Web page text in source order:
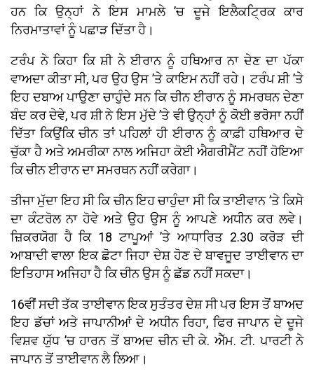
ਹਨ ਕਿ ਉਨ੍ਹਾਂ ਨੇ ਇਸ ਮਾਮਲੇ ’ਚ ਦੂਜੇ ਇਲੈਕਟ੍ਰਿਕ ਕਾਰ
ਨਿਰਮਾਤਾਵਾਂ ਨੂੰ ਪਛਾੜ ਦਿੱਤਾ ਹੈ।
ਟਰੰਪ ਨੇ ਕਿਹਾ ਕਿ ਸ਼ੀ ਨੇ ਈਰਾਨ ਨੂੰ ਹਥਿਆਰ ਨਾ ਦੇਣ ਦਾ ਪੱਕਾ
ਵਾਅਦਾ ਕੀਤਾ ਸੀ, ਪਰ ਉਹ ਉਸ ’ਤੇ ਕਾਇਮ ਨਹੀਂ ਰਹੇ। ਟਰੰਪ ਸ਼ੀ ’ਤੇ
ਇਹ ਦਬਾਅ ਪਾਉਣਾ ਚਾਹੁੰਦੇ ਸਨ ਕਿ ਚੀਨ ਈਰਾਨ ਨੂੰ ਸਮਰਥਨ ਦੇਣਾ
ਬੰਦ ਕਰ ਦੇਵੇ, ਪਰ ਸ਼ੀ ਨੇ ਇਸ ਮੁੱਦੇ ’ਤੇ ਵੀ ਉਨ੍ਹਾਂ ਨੂੰ ਕੋਈ ਭਰੋਸਾ ਨਹੀਂ
ਦਿੱਤਾ ਕਿਉਂਕਿ ਚੀਨ ਤਾਂ ਪਹਿਲਾਂ ਹੀ ਈਰਾਨ ਨੂੰ ਕਾਫ਼ੀ ਹਥਿਆਰ ਦੇ
ਚੁੱਕਾ ਹੈ ਅਤੇ ਅਮਰੀਕਾ ਨਾਲ ਅਜਿਹਾ ਕੋਈ ਐਗਰੀਮੈਂਟ ਨਹੀਂ ਹੋਇਆ
ਕਿ ਚੀਨ ਈਰਾਨ ਦਾ ਸਮਰਥਨ ਨਹੀਂ ਕਰੇਗਾ।
ਤੀਜਾ ਮੁੱਦਾ ਇਹ ਸੀ ਕਿ ਚੀਨ ਇਹ ਚਾਹੁੰਦਾ ਸੀ ਕਿ ਤਾਈਵਾਨ ’ਤੇ ਕਿਸੇ
ਦਾ ਕੰਟਰੋਲ ਨਾ ਹੋਵੇ ਅਤੇ ਉਹ ਉਸ ਨੂੰ ਆਪਣੇ ਅਧੀਨ ਕਰ ਲਵੇ।
ਜ਼ਿਕਰਯੋਗ ਹੈ ਕਿ 18 ਟਾਪੂਆਂ ’ਤੇ ਆਧਾਰਿਤ 2.30 ਕਰੋੜ ਦੀ
ਆਬਾਦੀ ਵਾਲਾ ਇਕ ਛੋਟਾ ਜਿਹਾ ਦੇਸ਼ ਹੋਣ ਦੇ ਬਾਵਜੂਦ ਤਾਈਵਾਨ ਦਾ
ਇਤਿਹਾਸ ਅਜਿਹਾ ਹੈ ਕਿ ਚੀਨ ਉਸ ਨੂੰ ਛੱਡ ਨਹੀਂ ਸਕਦਾ।
16ਵੀਂ ਸਦੀ ਤੱਕ ਤਾਈਵਾਨ ਇਕ ਸੁਤੰਤਰ ਦੇਸ਼ ਸੀ ਪਰ ਇਸ ਤੋਂ ਬਾਅਦ
ਇਹ ਡੱਚਾਂ ਅਤੇ ਜਾਪਾਨੀਆਂ ਦੇ ਅਧੀਨ ਰਿਹਾ, ਫਿਰ ਜਾਪਾਨ ਦੇ ਦੂਜੇ
ਵਿਸ਼ਵ ਯੁੱਧ ’ਚ ਹਾਰਨ ਤੋਂ ਬਾਅਦ ਚੀਨ ਦੀ ਕੇ. ਐੱਮ. ਟੀ. ਪਾਰਟੀ ਨੇ
ਜਾਪਾਨ ਤੋਂ ਤਾਈਵਾਨ ਲੈ ਲਿਆ।